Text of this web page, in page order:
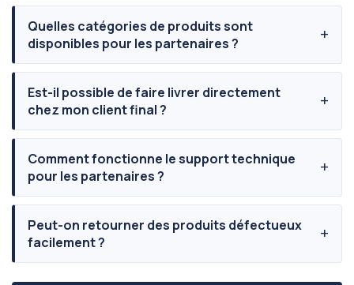
Quelles catégories de produits sont
disponibles pour les partenaires ?
Est-il possible de faire livrer directement
chez mon client final ?
Comment fonctionne le support technique
pour les partenaires ?
Peut-on retourner des produits défectueux
facilement ?